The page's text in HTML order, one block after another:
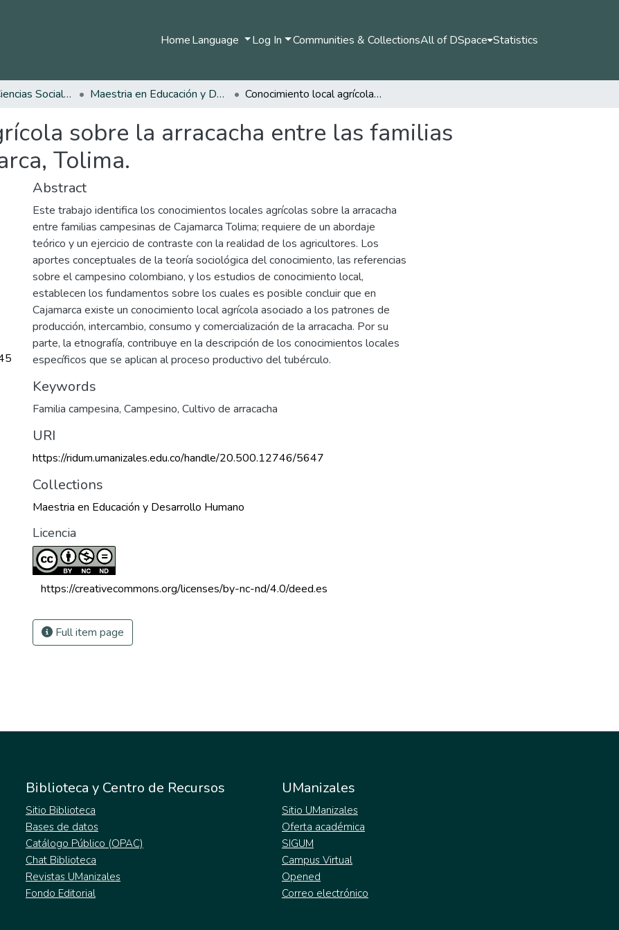
HomeLanguage Log In Communities & CollectionsAll of DSpace Statistics
Facultad de Ciencias Sociales y Humanas Maestria en Educación y Desarrollo Humano Conocimiento local agrícola sobre la arracacha entre las familias campesinas en Cajamarca, Tolima.
sobre la arracacha entre las familias
Tolima.
Abstract
Este trabajo identifica los conocimientos locales agrícolas sobre la arracacha
entre familias campesinas de Cajamarca Tolima; requiere de un abordaje
teórico y un ejercicio de contraste con la realidad de los agricultores. Los
aportes conceptuales de la teoría sociológica del conocimiento, las referencias
sobre el campesino colombiano, y los estudios de conocimiento local,
establecen los fundamentos sobre los cuales es posible concluir que en
Cajamarca existe un conocimiento local agrícola asociado a los patrones de
producción, intercambio, consumo y comercialización de la arracacha. Por su
parte, la etnografía, contribuye en la descripción de los conocimientos locales
específicos que se aplican al proceso productivo del tubérculo.
Keywords
Familia campesina, Campesino, Cultivo de arracacha
URI
https://ridum.umanizales.edu.co/handle/20.500.12746/5647
Collections
Maestria en Educación y Desarrollo Humano
Licencia
https://creativecommons.org/licenses/by-nc-nd/4.0/deed.es
Full item page
Biblioteca y Centro de Recursos
Sitio Biblioteca
Bases de datos
Catálogo Público (OPAC)
Chat Biblioteca
Revistas UManizales
Fondo Editorial
UManizales
Sitio UManizales
Oferta académica
SIGUM
Campus Virtual
Opened
Correo electrónico